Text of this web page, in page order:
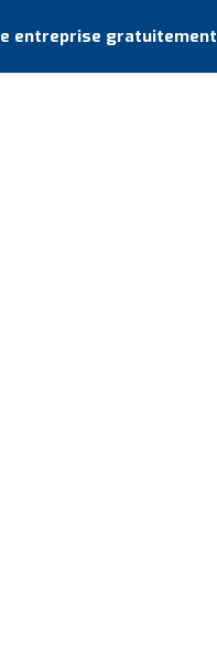
entreprise gratuitement